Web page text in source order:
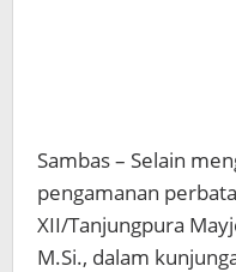
Sambas – Selain
pengamanan
XII/Tanjungpura
M.Si., dalam